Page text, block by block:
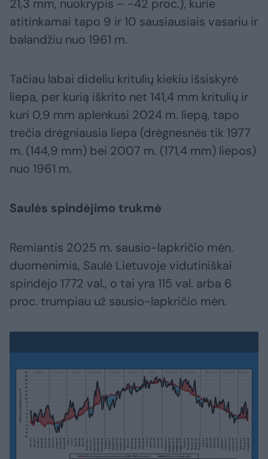
21,3 mm, nuokrypis – -42 proc.), kurie
atitinkamai tapo 9 ir 10 sausiausiais vasariu ir
balandžiu nuo 1961 m.
Tačiau labai dideliu kritulių kiekiu išsiskyrė
liepa, per kurią iškrito net 141,4 mm kritulių ir
kuri 0,9 mm aplenkusi 2024 m. liepą, tapo
trečia drėgniausia liepa (drėgnesnės tik 1977
m. (144,9 mm) bei 2007 m. (171,4 mm) liepos)
nuo 1961 m.
Saulės spindėjimo trukmė
Remiantis 2025 m. sausio-lapkričio mėn.
duomenimis, Saulė Lietuvoje vidutiniškai
spindėjo 1772 val., o tai yra 115 val. arba 6
proc. trumpiau už sausio-lapkričio mėn.